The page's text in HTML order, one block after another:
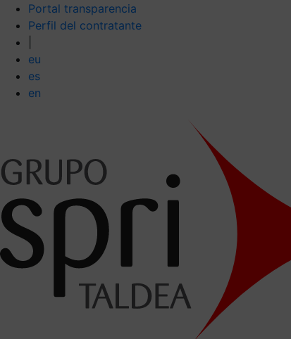
Portal transparencia
Perfil del contratante
eu
es
en